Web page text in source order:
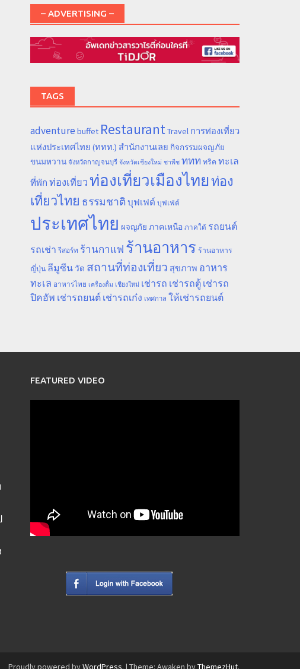
– ADVERTISING –
TAGS
adventure buffet RestaurantTravel การท่องเที่ยว
แห่งประเทศไทย (ททท.) สำนักงานเลย กิจกรรมผจญภัย
ขนมหวาน จังหวัดกาญจนบุรี จังหวัดเชียงใหม่ ชาพีช ททท ทริค ทะเล
ที่พัก ท่องเที่ยวท่องเที่ยวเมืองไทยท่อง
เที่ยวไทย ธรรมชาติ บุฟเฟต์ บุฟเฟ่ต์
ประเทศไทย ผจญภัย ภาคเหนือ ภาคใต้ รถยนต์
รถเช่า รีสอร์ท ร้านกาแฟ ร้านอาหาร ร้านอาหาร
ญี่ปุ่น ลีมูซีน วัด สถานที่ท่องเที่ยว สุขภาพ อาหาร
ทะเล อาหารไทย เครื่องดื่ม เชียงใหม่ เช่ารถ เช่ารถตู้ เช่ารถ
ปิคอัพ เช่ารถยนต์ เช่ารถเก๋ง เทศกาล ให้เช่ารถยนต์
FEATURED VIDEO
Proudly powered byWordPress. | Theme: Awaken byThemezHut.